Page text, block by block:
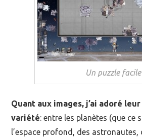
Un puzzle facile
Quant aux images, j’ai adoré
variété: entre les planètes (que ce
l’espace profond, des